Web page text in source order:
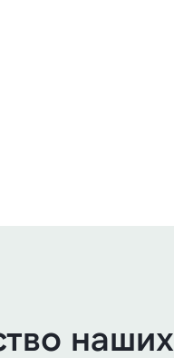
наших